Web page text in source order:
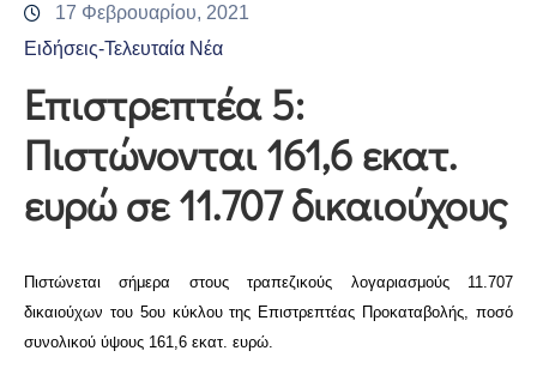
Υπηρεσίες
Προγράμματα
Δράσεις
Εκδηλώσεις
17 Φεβρουαρίου, 2021
Ειδήσεις-Τελευταία Νέα
Επιστρεπτέα 5:
Πιστώνονται 161,6 εκατ.
ευρώ σε 11.707 δικαιούχους
Πιστώνεται σήμερα στους τραπεζικούς λογαριασμούς 11.707
δικαιούχων του 5ου κύκλου της Επιστρεπτέας Προκαταβολής, ποσό
συνολικού ύψους 161,6 εκατ. ευρώ.